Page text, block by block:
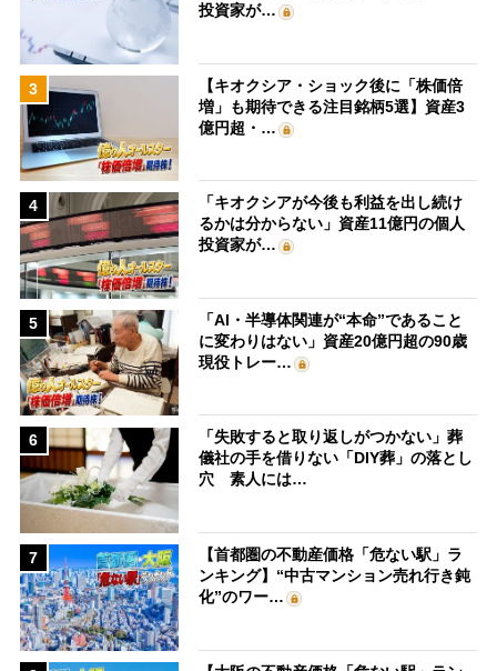
投資家が…
3
【キオクシア・ショック後に「株価倍
増」も期待できる注目銘柄5選】資産3
億円超・…
4
「キオクシアが今後も利益を出し続け
るかは分からない」資産11億円の個人
投資家が…
5
「AI・半導体関連が“本命”であること
に変わりはない」資産20億円超の90歳
現役トレー…
6
「失敗すると取り返しがつかない」葬
儀社の手を借りない「DIY葬」の落とし
穴 素人には…
7
【首都圏の不動産価格「危ない駅」ラ
ンキング】“中古マンション売れ行き鈍
化”のワー…